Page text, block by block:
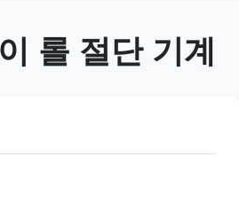
롤 절단 기계